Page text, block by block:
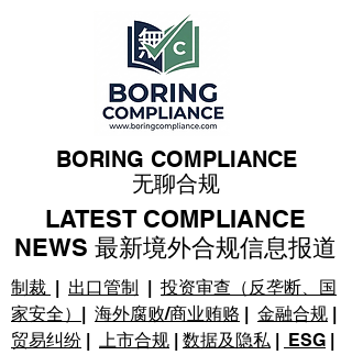
制裁 | 出口管制 | 投资审查（反垄断、国
家安全） | 海外腐败/商业贿赂 | 金融合规 |
贸易纠纷 | 上市合规 | 数据及隐私 | ESG |
BORING COMPLIANCE
无聊合规
LATEST COMPLIANCE
NEWS 最新境外合规信息报道